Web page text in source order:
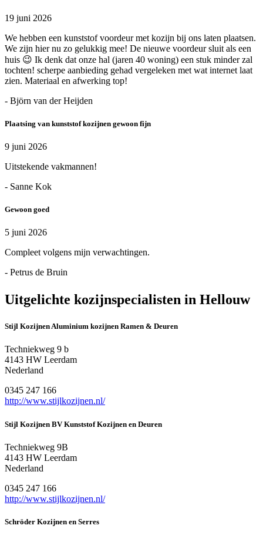
19 juni 2026
We hebben een kunststof voordeur met kozijn bij ons laten plaatsen.
We zijn hier nu zo gelukkig mee! De nieuwe voordeur sluit als een
huis 😉 Ik denk dat onze hal (jaren 40 woning) een stuk minder zal
tochten! scherpe aanbieding gehad vergeleken met wat internet laat
zien. Materiaal en afwerking top!
- Björn van der Heijden
Plaatsing van kunststof kozijnen gewoon fijn
9 juni 2026
Uitstekende vakmannen!
- Sanne Kok
Gewoon goed
5 juni 2026
Compleet volgens mijn verwachtingen.
- Petrus de Bruin
Uitgelichte kozijnspecialisten in Hellouw
Stijl Kozijnen Aluminium kozijnen Ramen & Deuren
Techniekweg 9 b
4143 HW Leerdam
Nederland
0345 247 166
http://www.stijlkozijnen.nl/
Stijl Kozijnen BV Kunststof Kozijnen en Deuren
Techniekweg 9B
4143 HW Leerdam
Nederland
0345 247 166
http://www.stijlkozijnen.nl/
Schröder Kozijnen en Serres